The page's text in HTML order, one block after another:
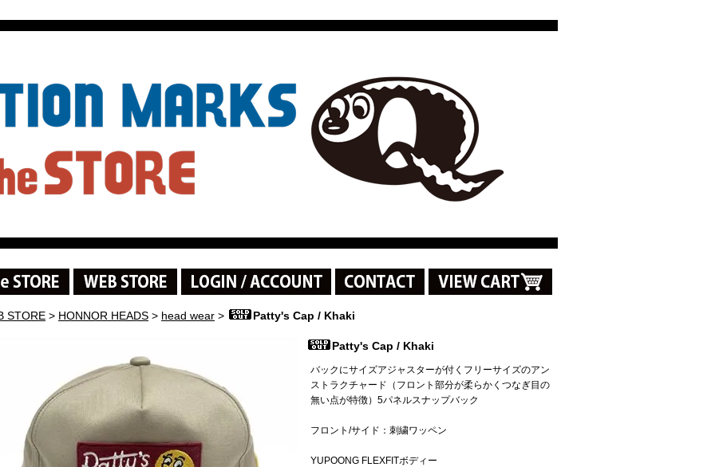
STORE > HONNOR HEADS > head wear > Patty's Cap / Khaki
Patty's Cap / Khaki
バックにサイズアジャスターが付くフリーサイズのアン
ストラクチャード（フロント部分が柔らかくつなぎ目の
無い点が特徴）5パネルスナップバック
フロント/サイド：刺繍ワッペン
YUPOONG FLEXFITボディー